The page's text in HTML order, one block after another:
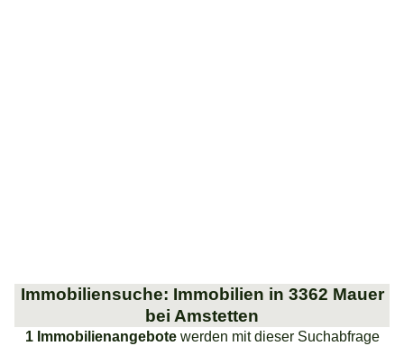
Immobiliensuche: Immobilien in 3362 Mauer
bei Amstetten
1 Immobilienangebotewerden mit dieser Suchabfrage